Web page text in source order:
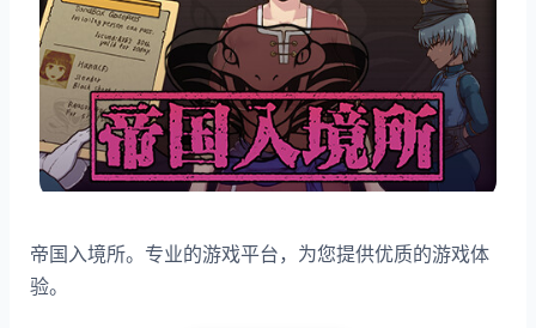
帝国入境所。专业的游戏平台，为您提供优质的游戏体
验。